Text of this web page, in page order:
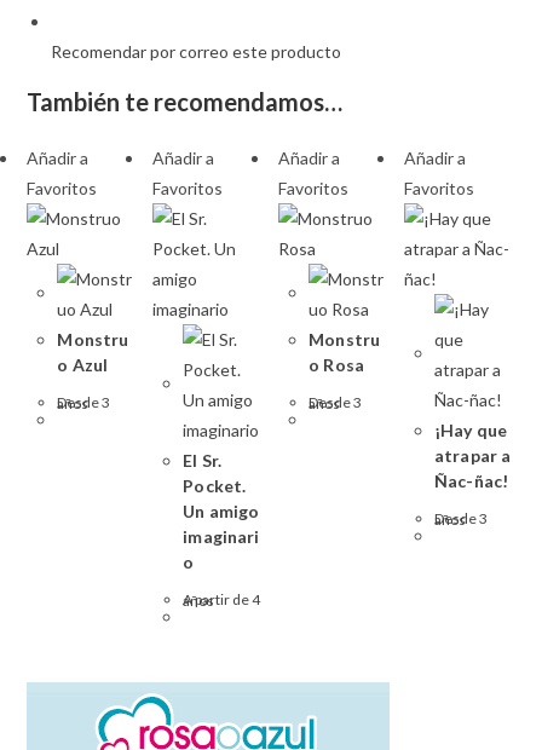
Recomendar por correo este producto
También te recomendamos…
Añadir a
Favoritos
Monstru
o Azul
Desde 3 años
Añadir a
Favoritos
El Sr.
Pocket.
Un amigo
imaginari
o
A partir de 4 años
Añadir a
Favoritos
Monstru
o Rosa
Desde 3 años
Añadir a
Favoritos
¡Hay que
atrapar a
Ñac-ñac!
Desde 3 años